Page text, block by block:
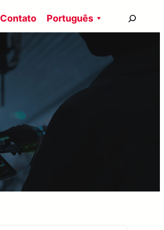
Contato Português
尋